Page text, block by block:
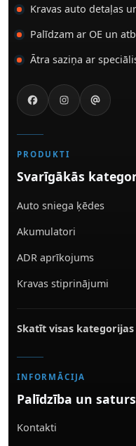
Kravas auto detaļas
Palīdzam ar OE un
Ātra saziņa ar
PRODUKTI
Svarīgākās
Auto sniega ķēdes
Akumulatori
ADR aprīkojums
Kravas stiprinājumi
Skatīt visas kategorijas
INFORMĀCIJA
Palīdzība un saturs
Kontakti